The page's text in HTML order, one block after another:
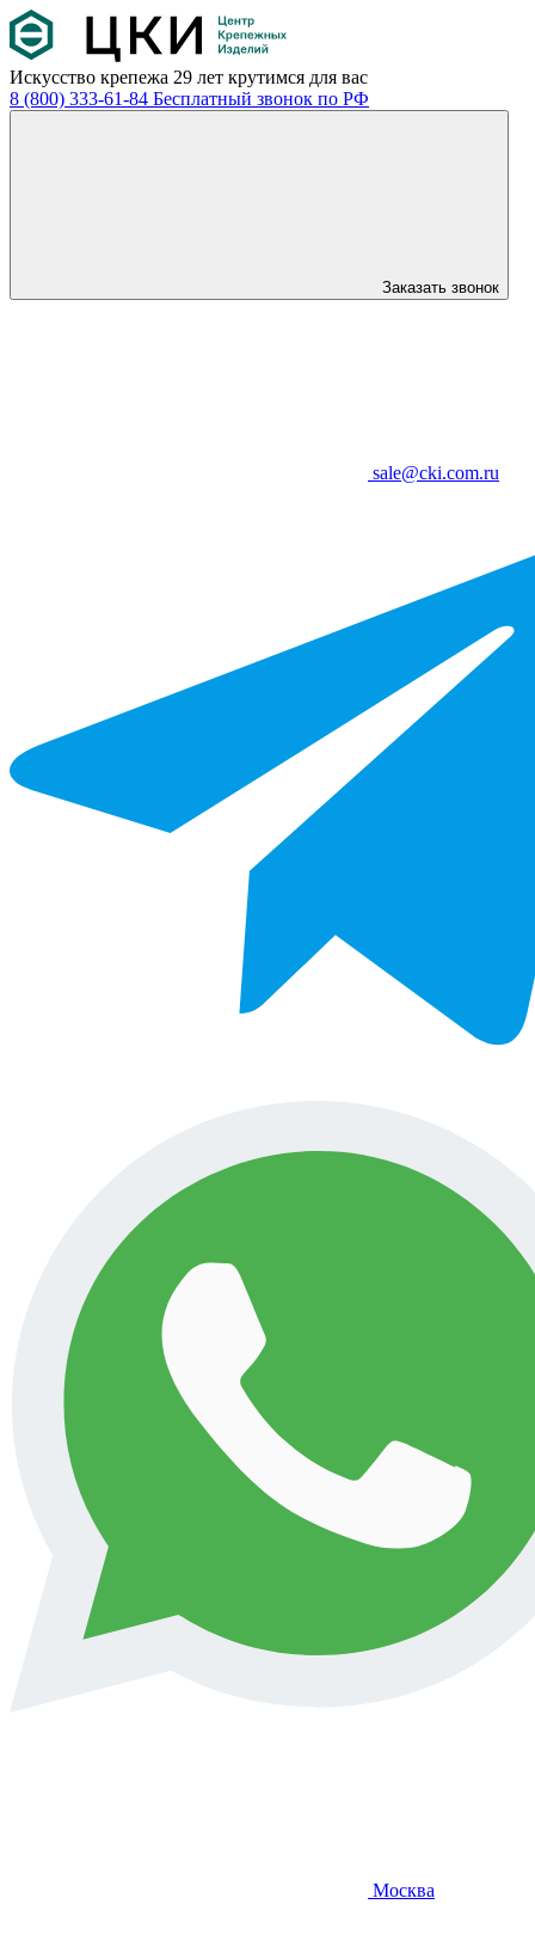
Искусство крепежа 29 лет крутимся для вас
8 (800) 333-61-84 Бесплатный звонок по РФ
Заказать звонок
sale@cki.com.ru
Москва